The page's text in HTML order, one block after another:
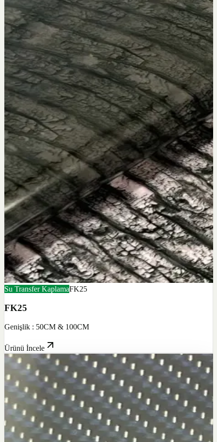
Su Transfer KaplamaFK25
FK25
Genişlik : 50CM & 100CM
Ürünü İncele